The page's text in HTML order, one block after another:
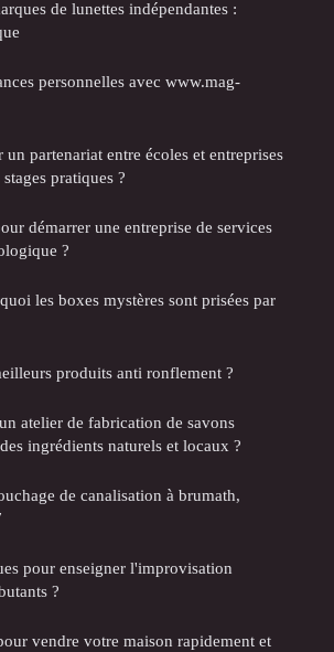
de lunettes indépendantes :
personnelles avec www.mag-
partenariat entre écoles et entreprises
pratiques ?
démarrer une entreprise de services
?
les boxes mystères sont prisées par
produits anti ronflement ?
atelier de fabrication de savons
ingrédients naturels et locaux ?
de canalisation à brumath,
pour enseigner l'improvisation
?
vendre votre maison rapidement et